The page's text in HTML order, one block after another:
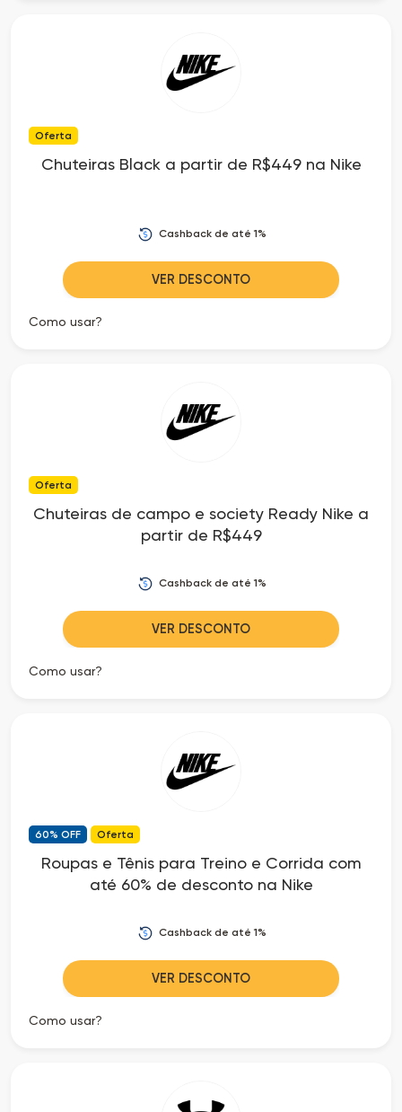
Oferta
Chuteiras Black a partir de R$449 na Nike
Cashback de até 1%
VER DESCONTO
Como usar?
Oferta
Chuteiras de campo e society Ready Nike a
partir de R$449
Cashback de até 1%
VER DESCONTO
Como usar?
60% OFF Oferta
Roupas e Tênis para Treino e Corrida com
até 60% de desconto na Nike
Cashback de até 1%
VER DESCONTO
Como usar?